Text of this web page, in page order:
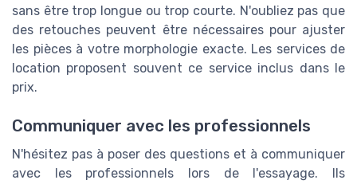
sans être trop longue ou trop courte. N'oubliez pas que
des retouches peuvent être nécessaires pour ajuster
les pièces à votre morphologie exacte. Les services de
location proposent souvent ce service inclus dans le
prix.
Communiquer avec les professionnels
N'hésitez pas à poser des questions et à communiquer
avec les professionnels lors de l'essayage. Ils